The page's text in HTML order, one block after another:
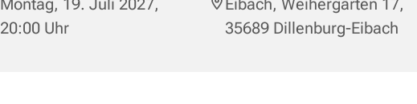
Montag, 19. Juli 2027,
20:00 Uhr
Eibach, Weihergarten 17,
35689 Dillenburg-Eibach